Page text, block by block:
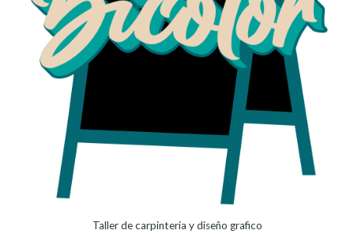
Taller de carpinteria y diseño grafico